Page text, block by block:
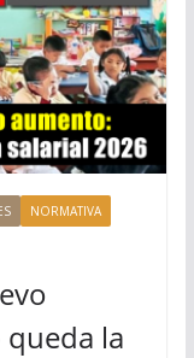
NORMATIVA
la